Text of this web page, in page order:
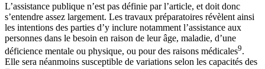
L’assistance publique n’est pas définie par l’article, et doit donc
s’entendre assez largement. Les travaux préparatoires révèlent ainsi
les intentions des parties d’y inclure notamment l’assistance aux
personnes dans le besoin en raison de leur âge, maladie, d’une
déficience mentale ou physique, ou pour des raisons médicales9.
Elle sera néanmoins susceptible de variations selon les capacités des